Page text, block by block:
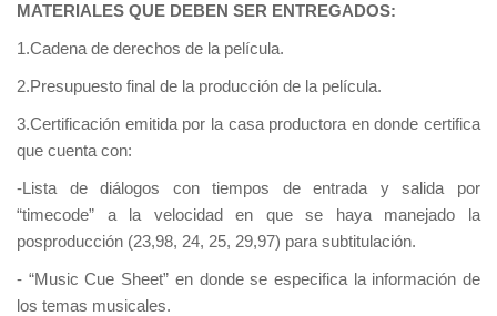
MATERIALES QUE DEBEN SER ENTREGADOS:
1.Cadena de derechos de la película.
2.Presupuesto final de la producción de la película.
3.Certificación emitida por la casa productora en donde certifica
que cuenta con:
-Lista de diálogos con tiempos de entrada y salida por
“timecode” a la velocidad en que se haya manejado la
posproducción (23,98, 24, 25, 29,97) para subtitulación.
- “Music Cue Sheet” en donde se especifica la información de
los temas musicales.